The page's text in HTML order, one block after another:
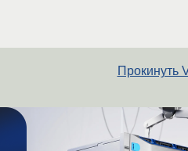
Прокинуть